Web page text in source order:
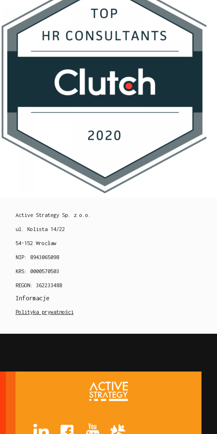
Active Strategy Sp. z o.o.
ul. Kolista 14/22
54-152 Wrocław
NIP: 8943065098
KRS: 0000570503
REGON: 362233488
Informacje
Polityka prywatności